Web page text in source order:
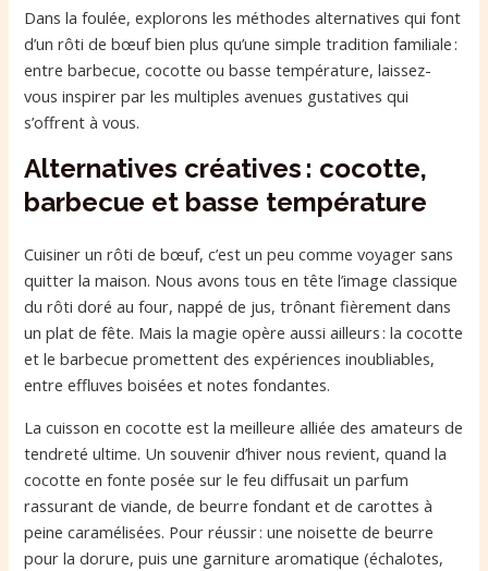
Dans la foulée, explorons les méthodes alternatives qui font
d’un rôti de bœuf bien plus qu’une simple tradition familiale :
entre barbecue, cocotte ou basse température, laissez-
vous inspirer par les multiples avenues gustatives qui
s’offrent à vous.
Alternatives créatives : cocotte,
barbecue et basse température
Cuisiner un rôti de bœuf, c’est un peu comme voyager sans
quitter la maison. Nous avons tous en tête l’image classique
du rôti doré au four, nappé de jus, trônant fièrement dans
un plat de fête. Mais la magie opère aussi ailleurs : la cocotte
et le barbecue promettent des expériences inoubliables,
entre effluves boisées et notes fondantes.
La cuisson en cocotte est la meilleure alliée des amateurs de
tendreté ultime. Un souvenir d’hiver nous revient, quand la
cocotte en fonte posée sur le feu diffusait un parfum
rassurant de viande, de beurre fondant et de carottes à
peine caramélisées. Pour réussir : une noisette de beurre
pour la dorure, puis une garniture aromatique (échalotes,